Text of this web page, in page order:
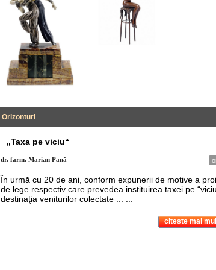
Orizonturi
„Taxa pe viciu“
dr. farm. Marian Pană
În urmă cu 20 de ani, conform expunerii de motive a
de lege respectiv care prevedea instituirea taxei pe
destinaţia veniturilor colectate ... ...
citeste mai